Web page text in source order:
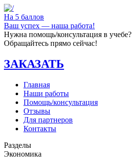
На 5 баллов
Ваш успех — наша работа!
Нужна помощь/консультация в учебе?
Обращайтесь прямо сейчас!
ЗАКАЗАТЬ
Главная
Наши работы
Помощь/консультация
Отзывы
Для партнеров
Контакты
Разделы
Экономика